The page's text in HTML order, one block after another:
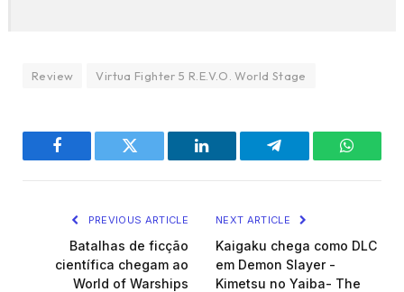
Review Virtua Fighter 5 R.E.V.O. World Stage
Facebook Twitter LinkedIn Telegram
PREVIOUS ARTICLE
Batalhas de ficção
científica chegam ao
World of Warships
NEXT ARTICLE
Kaigaku chega como DLC
em Demon Slayer -
Kimetsu no Yaiba- The